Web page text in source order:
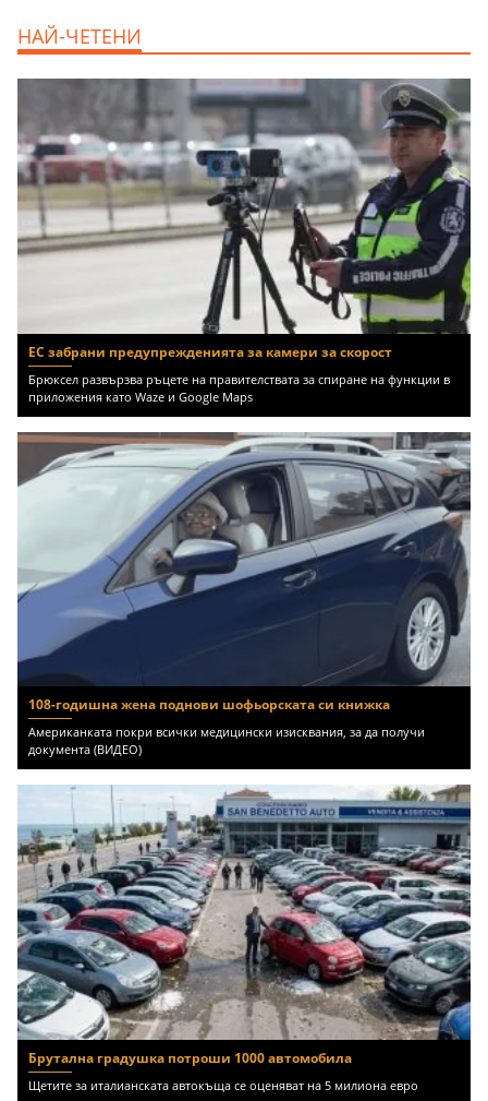
НАЙ-ЧЕТЕНИ
ЕС забрани предупрежденията за камери за скорост
Брюксел развързва ръцете на правителствата за спиране на функции в
приложения като Waze и Google Maps
108-годишна жена поднови шофьорската си книжка
Американката покри всички медицински изисквания, за да получи
документа (ВИДЕО)
Брутална градушка потроши 1000 автомобила
Щетите за италианската автокъща се оценяват на 5 милиона евро